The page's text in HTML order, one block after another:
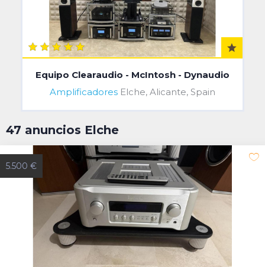
Equipo Clearaudio - McIntosh - Dynaudio
Amplificadores Elche, Alicante, Spain
47 anuncios Elche
5.500 €